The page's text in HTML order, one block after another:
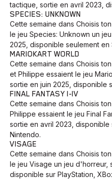
tactique, sortie en avril 2023,
SPECIES: UNKNOWN
Cette semaine dans Choisis
le jeu Species: Unknown un
2025, disponible seulement en
MARIOKART WORLD
Cette semaine dans Choisis
et Philippe essaient le jeu
sortie en juin 2025, disponible
FINAL FANTASY I-IV
Cette semaine dans Choisis
Philippe essaient le jeu Final
sortie en avril 2023, disponible
Nintendo.
VISAGE
Cette semaine dans Choisis
le jeu Visage un jeu d'horreur,
disponible sur PlayStation,